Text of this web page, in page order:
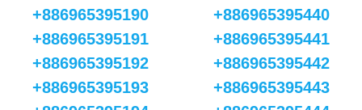
+886965395190
+886965395191
+886965395192
+886965395193
+886965395440
+886965395441
+886965395442
+886965395443